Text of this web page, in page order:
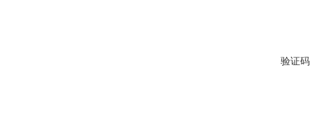
验证码